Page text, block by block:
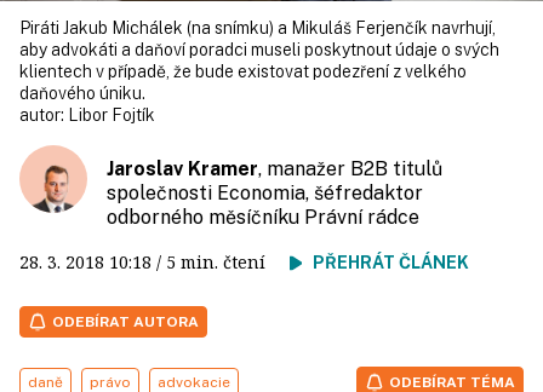
Piráti Jakub Michálek (na snímku) a Mikuláš Ferjenčík navrhují,
aby advokáti a daňoví poradci museli poskytnout údaje o svých
klientech v případě, že bude existovat podezření z velkého
daňového úniku.
autor:
Libor Fojtík
Jaroslav Kramer, manažer B2B titulů
společnosti Economia, šéfredaktor
odborného měsíčníku Právní rádce
28. 3. 2018 10:18 / 5 min. čtení PŘEHRÁT ČLÁNEK
ODEBÍRAT AUTORA
daně právo advokacie ODEBÍRAT TÉMA